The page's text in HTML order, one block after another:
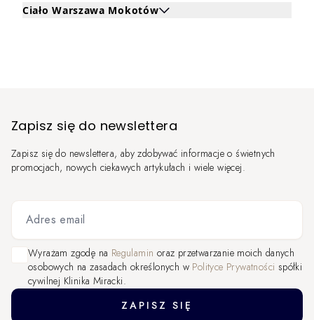
Ciało Warszawa Mokotów
Kliknij, aby rozwinąć i zobaczyć zabiegi dla Ciało
Zapisz się do newslettera
Zapisz się do newslettera, aby zdobywać informacje o świetnych
promocjach, nowych ciekawych artykułach i wiele więcej.
Adres email
Wyrażam zgodę na Regulamin oraz przetwarzanie moich danych
osobowych na zasadach określonych w Polityce Prywatności spółki
cywilnej Klinika Miracki.
ZAPISZ SIĘ